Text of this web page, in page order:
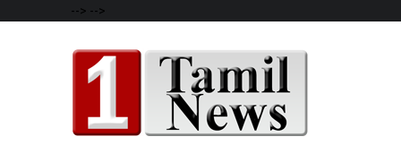
--> -->